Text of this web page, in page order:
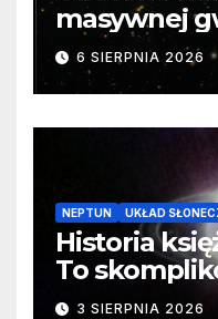
masywnej
samego
cenne dane
6 SIERPNIA 2026
NEPTUN UKŁAD
Historia
To
3 SIERPNIA 2026